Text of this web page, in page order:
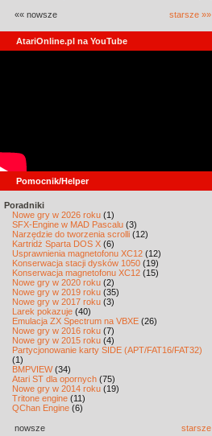
«« nowsze starsze »»
AtariOnline.pl na YouTube
Pomocnik/Helper
Poradniki
Nowe gry w 2026 roku (1)
SFX-Engine w MAD Pascalu (3)
Narzędzie do tworzenia scrolli (12)
Kartridż Sparta DOS X (6)
Usprawnienia magnetofonu XC12 (12)
Konserwacja stacji dysków 1050 (19)
Konserwacja magnetofonu XC12 (15)
Nowe gry w 2020 roku (2)
Nowe gry w 2019 roku (35)
Nowe gry w 2017 roku (3)
Larek pokazuje (40)
Emulacja ZX Spectrum na VBXE (26)
Nowe gry w 2016 roku (7)
Nowe gry w 2015 roku (4)
Partycjonowanie karty SIDE (APT/FAT16/FAT32)
(1)
BMPVIEW(34)
Atari ST dla opornych (75)
Nowe gry w 2014 roku (19)
Tritone engine (11)
QChan Engine (6)
nowsze starsze